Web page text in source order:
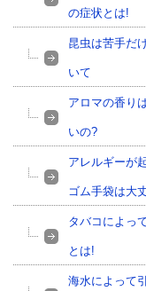
の症状とは!
昆虫は苦手だ
いて
アロマの香り
いの?
アレルギーが
ゴム手袋は大
タバコによっ
とは!
海水によって